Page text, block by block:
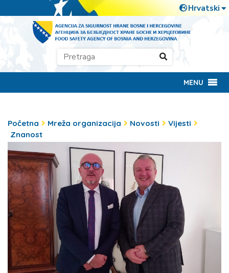
MENU
Početna Mreža organizacija Novosti
Vijesti
Znanost